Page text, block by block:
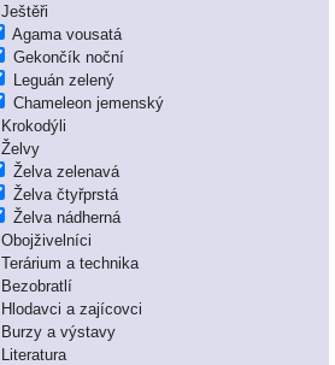
Ještěři
Agama vousatá
Gekončík noční
Leguán zelený
Chameleon jemenský
Krokodýli
Želvy
Želva zelenavá
Želva čtyřprstá
Želva nádherná
Obojživelníci
Terárium a technika
Bezobratlí
Hlodavci a zajícovci
Burzy a výstavy
Literatura